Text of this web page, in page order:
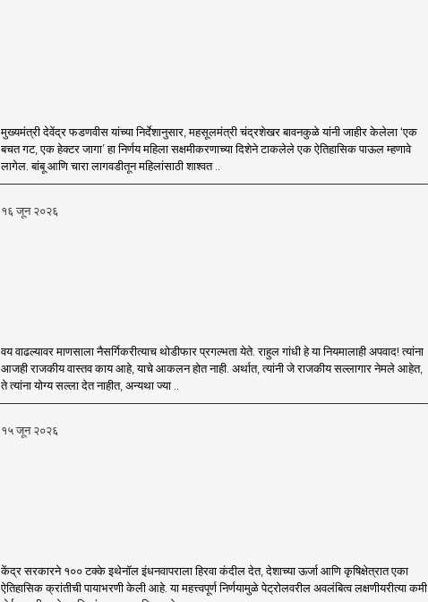
मुख्यमंत्री देवेंद्र फडणवीस यांच्या निर्देशानुसार, महसूलमंत्री चंद्रशेखर बावनकुळे यांनी जाहीर केलेला ‘एक
बचत गट, एक हेक्टर जागा’ हा निर्णय महिला सक्षमीकरणाच्या दिशेने टाकलेले एक ऐतिहासिक पाऊल म्हणावे
लागेल. बांबू आणि चारा लागवडीतून महिलांसाठी शाश्वत ..
१६ जून २०२६
वय वाढल्यावर माणसाला नैसर्गिकरीत्याच थोडीफार प्रगल्भता येते. राहुल गांधी हे या नियमालाही अपवाद! त्यांना
आजही राजकीय वास्तव काय आहे, याचे आकलन होत नाही. अर्थात, त्यांनी जे राजकीय सल्लागार नेमले आहेत,
ते त्यांना योग्य सल्ला देत नाहीत, अन्यथा ज्या ..
१५ जून २०२६
केंद्र सरकारने १०० टक्के इथेनॉल इंधनवापराला हिरवा कंदील देत, देशाच्या ऊर्जा आणि कृषिक्षेत्रात एका
ऐतिहासिक क्रांतीची पायाभरणी केली आहे. या महत्त्वपूर्ण निर्णयामुळे पेट्रोलवरील अवलंबित्व लक्षणीयरीत्या कमी